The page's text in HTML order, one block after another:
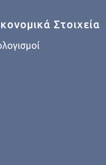
Στοιχεία